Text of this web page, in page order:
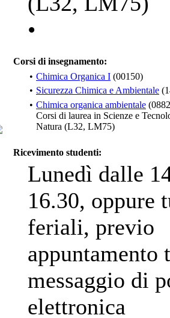
•
Corsi di insegnamento:
• Chimica Organica I (00150)
• Sicurezza Chimica e Ambientale
• Chimica organica ambientale
Corsi di laurea in Scienze e
Natura (L32, LM75)
Ricevimento studenti:
Lunedì dalle
16.30, oppure
feriali, previo
appuntamento
messaggio di
elettronica